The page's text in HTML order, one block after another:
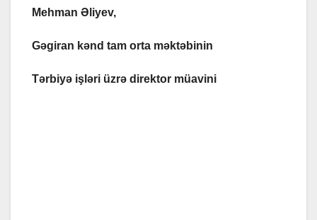
Mehman Əliyev,
Gəgiran kənd tam orta məktəbinin
Tərbiyə işləri üzrə direktor müavini